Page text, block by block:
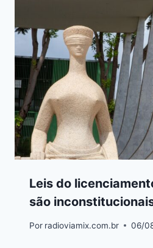
Leis do
são
Por radioviamix.com.br 06/